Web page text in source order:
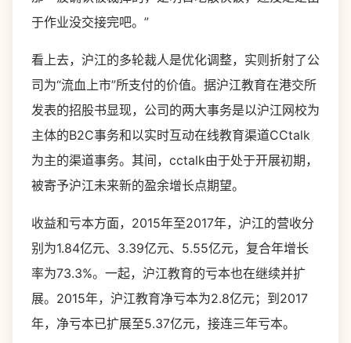
于作业没交接完吧。”
看上去，沪江的多轮裁人是优化调整，实则折射了公
司为“流血上市”所支付的价值。据沪江教育在港交所
发表的招股书显现，公司的两大事务是以沪江网校为
主体的B2C事务和以实时互动在线教育渠道CCtalk
为主的渠道事务。其间，cctalk由于处于开展初期，
被寄予沪江未来新的盈余增长点期望。
收益和亏本方面，2015年至2017年，沪江的营收分
别为1.84亿元、3.39亿元、5.55亿元，复合年增长
率为73.3%。一起，沪江教育的亏本也在继续并扩
展。2015年，沪江教育净亏本为2.8亿元；到2017
年，净亏本已扩展至5.37亿元，接连三年亏本。